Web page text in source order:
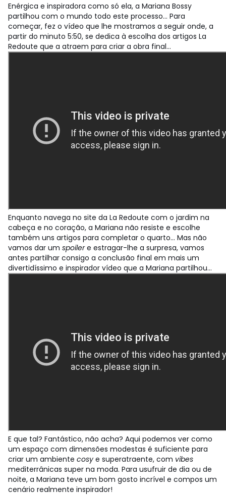
Enérgica e inspiradora como só ela, a Mariana Bossy
partilhou com o mundo todo este processo... Para
começar, fez o vídeo que lhe mostramos a seguir onde, a
partir do minuto 5:50, se dedica à escolha dos artigos La
Redoute que a atraem para criar a obra final...
Enquanto navega no site da La Redoute com o jardim na
cabeça e no coração, a Mariana não resiste e escolhe
também uns artigos para completar o quarto... Mas não
vamos dar um spoilere estragar-lhe a surpresa, vamos
antes partilhar consigo a conclusão final em mais um
divertidíssimo e inspirador vídeo que a Mariana partilhou...
E que tal? Fantástico, não acha? Aqui podemos ver como
um espaço com dimensões modestas é suficiente para
criar um ambiente cosy e superatraente, com vibes
mediterrânicas super na moda. Para usufruir de dia ou de
noite, a Mariana teve um bom gosto incrível e compos um
cenário realmente inspirador!